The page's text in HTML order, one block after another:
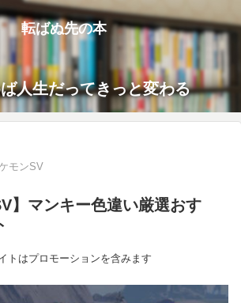
転ばぬ先の本
人生だってきっと変わる
モンSV
】マンキー色違い厳選おす
トはプロモーションを含みます